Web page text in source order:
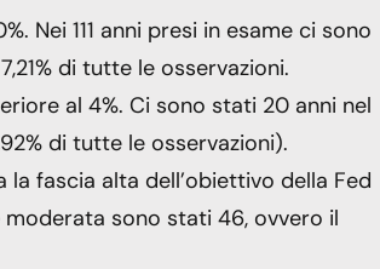
Nei 111 anni presi in esame ci sono
di tutte le osservazioni.
al 4%. Ci sono stati 20 anni nel
di tutte le osservazioni).
fascia alta dell’obiettivo della Fed
moderata sono stati 46, ovvero il